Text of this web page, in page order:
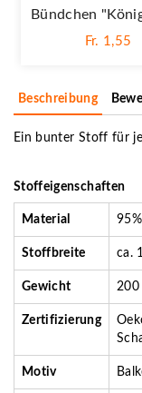
Bündchen
Fr. 1,55
Beschreibung
Ein bunter Stoff für
Stoffeigenschaften
Material
Stoffbreite ca.
Gewicht 200
Zertifizierung
Motiv